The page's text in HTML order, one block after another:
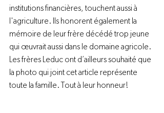
institutions financières, touchent aussi à
l'agriculture. Ils honorent également la
mémoire de leur frère décédé trop jeune
qui œuvrait aussi dans le domaine agricole.
Les frères Leduc ont d’ailleurs souhaité que
la photo qui joint cet article représente
toute la famille. Tout à leur honneur!